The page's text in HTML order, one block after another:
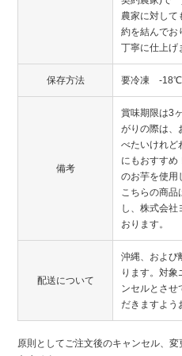
農家に対して
約を結んでお
丁寧に仕上げ
保存方法 要冷凍 -18℃
備考
賞味期限は3
がりの際は、
べたいけれ
にもおすすめ
のお芋を使用
こちらの商品
し、株式会社
おります。
配送について
沖縄、および
ります。対象
ンセルとさせ
だきますよう
原則としてご注文後のキャンセル、